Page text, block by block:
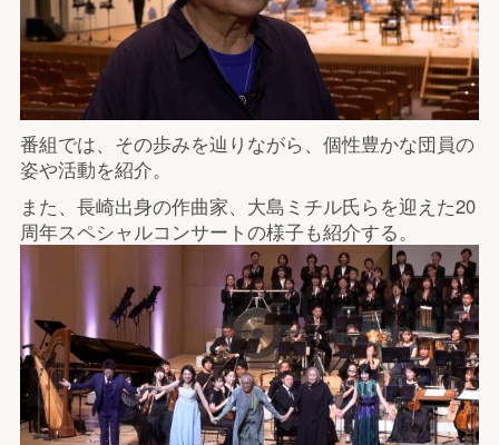
番組では、その歩みを辿りながら、個性豊かな団員の
姿や活動を紹介。
また、長崎出身の作曲家、大島ミチル氏らを迎えた20
周年スペシャルコンサートの様子も紹介する。